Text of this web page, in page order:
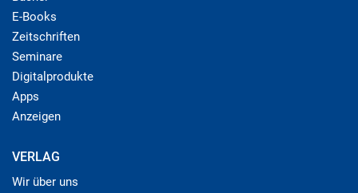
E-Books
Zeitschriften
Seminare
Digitalprodukte
Apps
Anzeigen
VERLAG
Wir über uns